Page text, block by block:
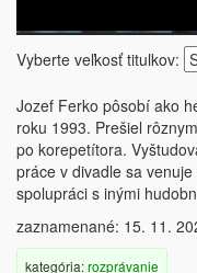
Vyberte veľkosť titulkov:
Jozef Ferko pôsobí ako
roku 1993. Prešiel
po korepetítora.
práce v divadle sa
spolupráci s inými
zaznamenané: 15. 11.
kategória:rozprávanie